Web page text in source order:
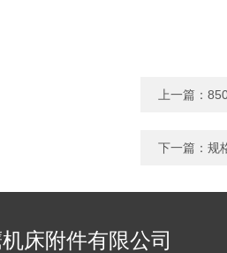
上一篇：
下一篇： 规
床附件有限公司